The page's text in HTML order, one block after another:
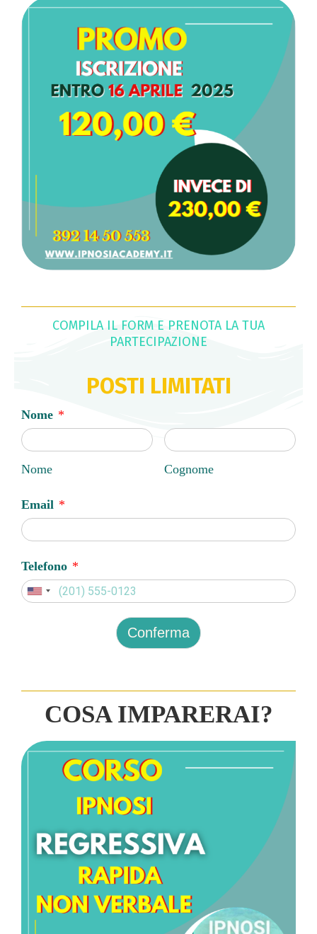
COMPILA IL FORM E PRENOTA LA TUA
PARTECIPAZIONE
POSTI LIMITATI
Nome *
Nome Cognome
Email *
Telefono *
Conferma
COSA IMPARERAI?